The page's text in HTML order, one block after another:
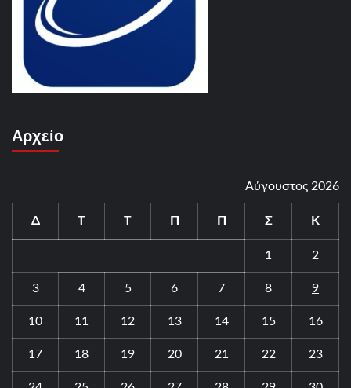
Αρχείο
Αύγουστος 2026
Δ Τ Τ Π Π Σ Κ
1 2
3 4 5 6 7 8 9
10 11 12 13 14 15 16
17 18 19 20 21 22 23